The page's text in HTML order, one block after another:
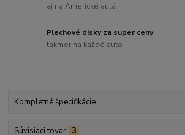
aj na Americké autá
Plechové disky za super ceny
takmer na každé auto
Kompletné špecifikácie
Súvisiaci tovar 3